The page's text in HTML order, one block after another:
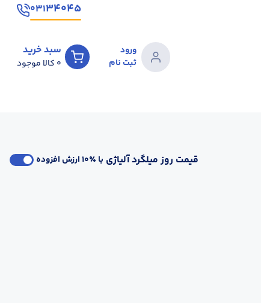
۳۴۰۴۵۰۳۱
ورود
ثبت نام
سبد خرید
0 کالا موجود
قیمت روز میلگرد آلیاژی با ٪۱۰ ارزش افزوده